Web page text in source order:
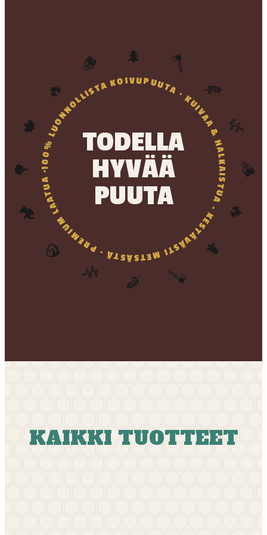
🪵
🔥
🌲
🪓
🍂
🌿
🪨
🏕️
🌳
🍁
🔥
🪵 🌲 🪓
🍂
🌿
100% LUONNOLLISTA KOIVUPUUTA · KUIVAA & HALKAISTUA · KESTÄVÄSTI METSÄSTÄ · PREMIUM LAATUA ·
TODELLA
HYVÄÄ
PUUTA
KAIKKI TUOTTEET